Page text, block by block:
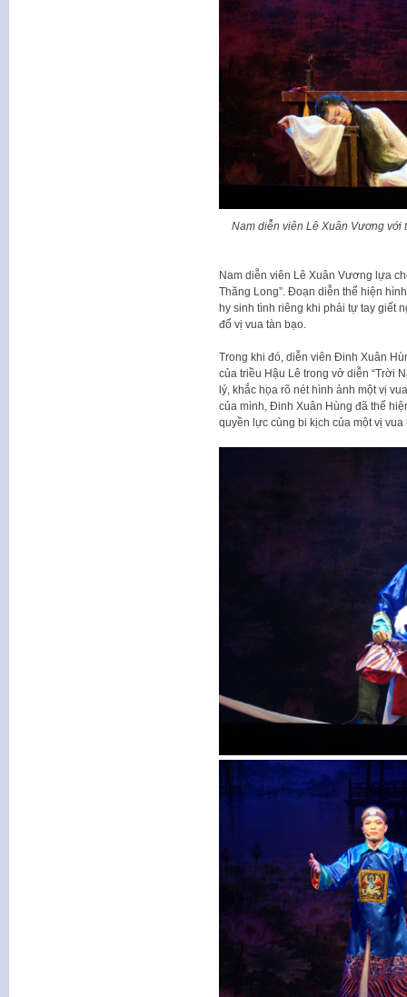
Nam diễn viên Lê Xuân Vương với
Nam diễn viên Lê Xuân Vương lựa
Thăng Long”. Đoạn diễn thể hiện
hy sinh tình riêng khi phải tự tay giết
đổ vị vua tàn bạo.
Trong khi đó, diễn viên Đinh Xuân
của triều Hậu Lê trong vở diễn “Trời
lý, khắc họa rõ nét hình ảnh một vị
của mình, Đinh Xuân Hùng đã thể
quyền lực cùng bi kịch của một vị